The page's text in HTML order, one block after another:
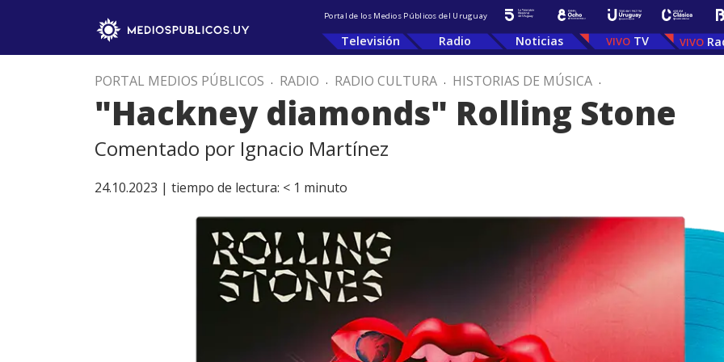
Portal de los Medios Públicos del Uruguay
Televisión Radio Noticias TV
PORTAL MEDIOS PÚBLICOS . RADIO . RADIO CULTURA . HISTORIAS DE MÚSICA .
"Hackney diamonds" Rolling Stone
Comentado por Ignacio Martínez
24.10.2023 | tiempo de lectura: < 1 minuto